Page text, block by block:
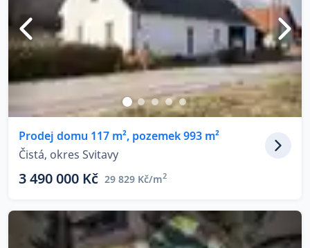
Prodej domu 117 m², pozemek 993 m²
Čistá, okres Svitavy
3 490 000 Kč 29 829 Kč/m2